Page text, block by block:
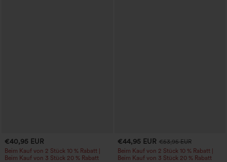
€40,95 EUR
Beim Kauf von 2 Stück 10 % Rabatt |
Beim Kauf von 3 Stück 20 % Rabatt
€44,95 EUR €53,95 EUR
Beim Kauf von 2 Stück 10 % Rabatt |
Beim Kauf von 3 Stück 20 % Rabatt